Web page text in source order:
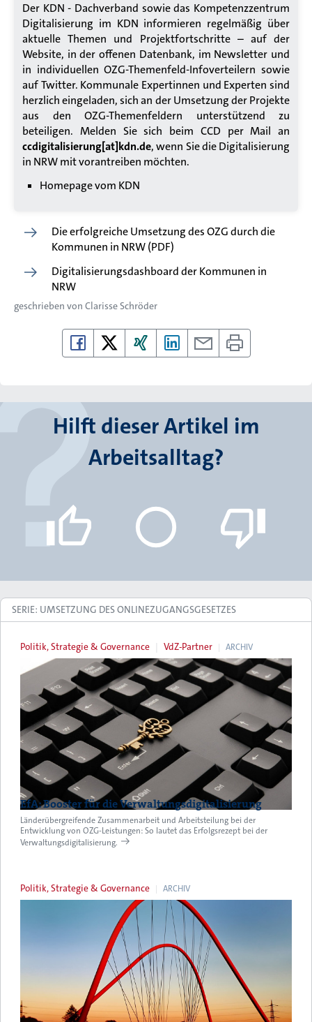
Der KDN - Dachverband sowie das Kompetenzzentrum
Digitalisierung im KDN informieren regelmäßig über
aktuelle Themen und Projektfortschritte – auf der
Website, in der offenen Datenbank, im Newsletter und
in individuellen OZG-Themenfeld-Infoverteilern sowie
auf Twitter. Kommunale Expertinnen und Experten sind
herzlich eingeladen, sich an der Umsetzung der Projekte
aus den OZG-Themenfeldern unterstützend zu
beteiligen. Melden Sie sich beim CCD per Mail an
ccdigitalisierung[at]kdn.de, wenn Sie die Digitalisierung
in NRW mit vorantreiben möchten.
Homepage vom KDN
Die erfolgreiche Umsetzung des OZG durch die
Kommunen in NRW (PDF)
Digitalisierungsdashboard der Kommunen in
NRW
geschrieben von Clarisse Schröder
Hilft dieser Artikel im
Arbeitsalltag?
SERIE: UMSETZUNG DES ONLINEZUGANGSGESETZES
Politik, Strategie & Governance VdZ-Partner ARCHIV
EfA: Booster für die Verwaltungsdigitalisierung
Länderübergreifende Zusammenarbeit und Arbeitsteilung bei der
Entwicklung von OZG-Leistungen: So lautet das Erfolgsrezept bei der
Verwaltungsdigitalisierung.
Politik, Strategie & Governance ARCHIV